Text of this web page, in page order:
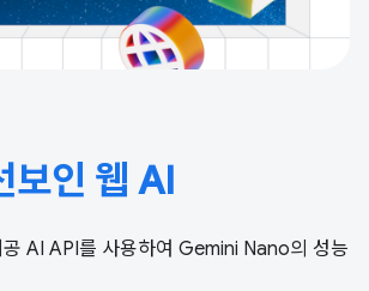
보인 웹 AI
AI API를 사용하여 Gemini Nano의 성능